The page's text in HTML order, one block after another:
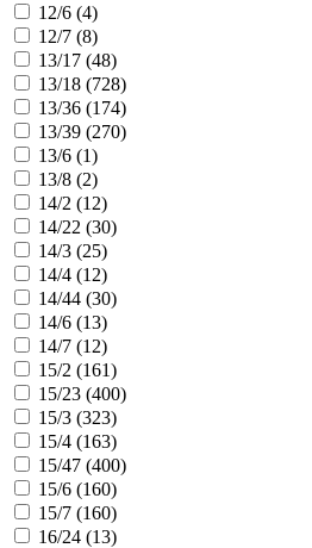
12/6 (4)
12/7 (8)
13/17 (48)
13/18 (728)
13/36 (174)
13/39 (270)
13/6 (1)
13/8 (2)
14/2 (12)
14/22 (30)
14/3 (25)
14/4 (12)
14/44 (30)
14/6 (13)
14/7 (12)
15/2 (161)
15/23 (400)
15/3 (323)
15/4 (163)
15/47 (400)
15/6 (160)
15/7 (160)
16/24 (13)